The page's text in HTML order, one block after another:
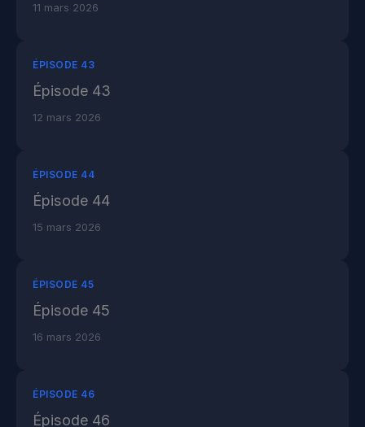
11 mars 2026
ÉPISODE 43
Épisode 43
12 mars 2026
ÉPISODE 44
Épisode 44
15 mars 2026
ÉPISODE 45
Épisode 45
16 mars 2026
ÉPISODE 46
Épisode 46